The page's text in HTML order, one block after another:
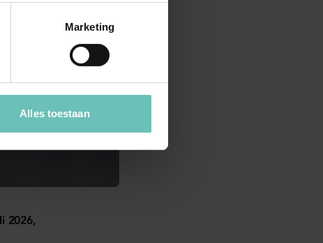
Marketing
Alles toestaan
Canada.
2026,